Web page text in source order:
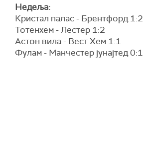
Недеља:
Кристал палас - Брентфорд 1:2
Тотенхем - Лестер 1:2
Астон вила - Вест Хем 1:1
Фулам - Манчестер јунајтед 0:1